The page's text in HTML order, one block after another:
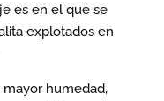
es en el que se
explotados en
humedad,